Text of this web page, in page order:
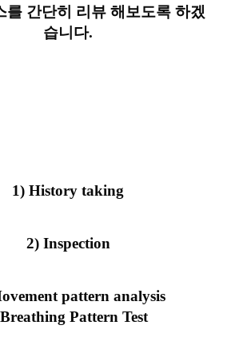
를 간단히 리뷰 해보도록 하겠
습니다.
1) History taking
2) Inspection
pattern analysis
Pattern Test